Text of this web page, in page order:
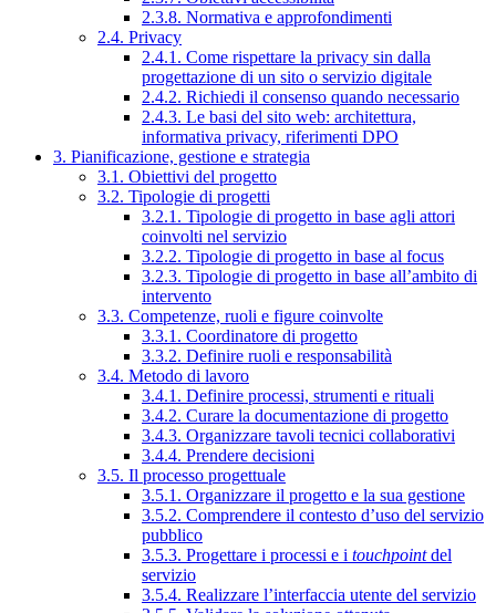
2.3.8. Normativa e approfondimenti
2.4. Privacy
2.4.1. Come rispettare la privacy sin dalla
progettazione di un sito o servizio digitale
2.4.2. Richiedi il consenso quando necessario
2.4.3. Le basi del sito web: architettura,
informativa privacy, riferimenti DPO
3. Pianificazione, gestione e strategia
3.1. Obiettivi del progetto
3.2. Tipologie di progetti
3.2.1. Tipologie di progetto in base agli attori
coinvolti nel servizio
3.2.2. Tipologie di progetto in base al focus
3.2.3. Tipologie di progetto in base all’ambito di
intervento
3.3. Competenze, ruoli e figure coinvolte
3.3.1. Coordinatore di progetto
3.3.2. Definire ruoli e responsabilità
3.4. Metodo di lavoro
3.4.1. Definire processi, strumenti e rituali
3.4.2. Curare la documentazione di progetto
3.4.3. Organizzare tavoli tecnici collaborativi
3.4.4. Prendere decisioni
3.5. Il processo progettuale
3.5.1. Organizzare il progetto e la sua gestione
3.5.2. Comprendere il contesto d’uso del servizio
pubblico
3.5.3. Progettare i processi e i touchpointdel
servizio
3.5.4. Realizzare l’interfaccia utente del servizio